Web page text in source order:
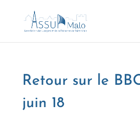
Retour sur le
juin 18